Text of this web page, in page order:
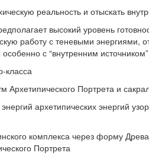
реальность и отыскать
высокий уровень
работу с теневыми энергиями,
с “внутренним
класса
Архетипического Портрета и
архетипических энергий
комплекса через форму
Портрета